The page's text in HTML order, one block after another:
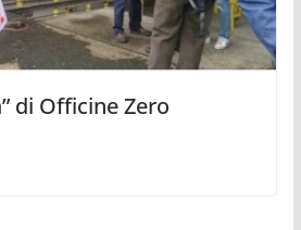
di Officine Zero